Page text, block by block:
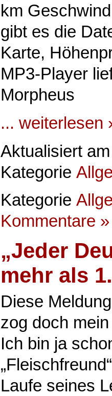
km
gibt es die
Karte,
MP3-Player
Morpheus
... weiterlesen
Aktualisiert
Kategorie
Kategorie
Kommentare »
„Jeder
mehr als
Diese
zog doch
Ich bin ja
Laufe seines